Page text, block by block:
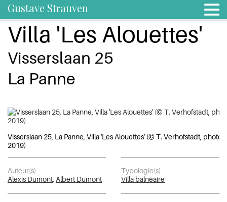
Gustave Strauven
Villa 'Les Alouettes'
Visserslaan 25
La Panne
Visserslaan 25, La Panne, Villa 'Les Alouettes' (© T. Verhofstadt, photo
2019)
Auteur(s)
Alexis Dumont Albert Dumont
Typologie(s)
Villa balnéaire